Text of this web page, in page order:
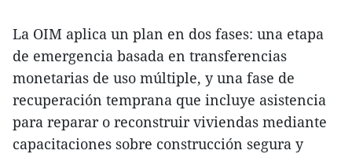
La OIM aplica un plan en dos fases: una etapa
de emergencia basada en transferencias
monetarias de uso múltiple, y una fase de
recuperación temprana que incluye asistencia
para reparar o reconstruir viviendas mediante
capacitaciones sobre construcción segura y